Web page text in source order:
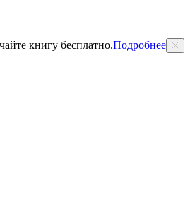
книгу бесплатно.Подробнее